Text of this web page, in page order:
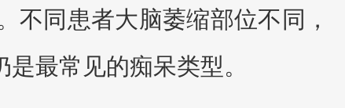
同患者大脑萎缩部位不同，
最常见的痴呆类型。